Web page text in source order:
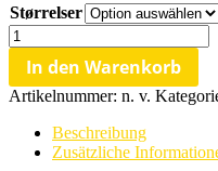
Størrelser
Kopfkino-
Plakat
Menge
In den Warenkorb
Artikelnummer: n. v.
Beschreibung
Zusätzliche